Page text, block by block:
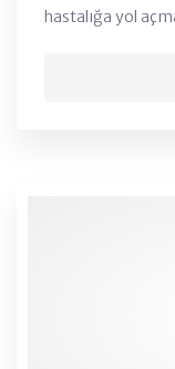
hastalığa yol